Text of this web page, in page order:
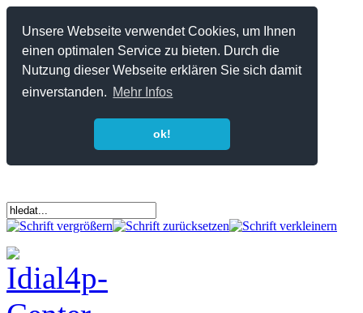
Unsere Webseite verwendet Cookies, um Ihnen
einen optimalen Service zu bieten. Durch die
Nutzung dieser Webseite erklären Sie sich damit
einverstanden. Mehr Infos
ok!